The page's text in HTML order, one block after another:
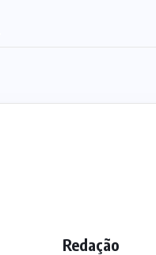
Redação